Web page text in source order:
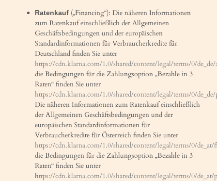
Ratenkauf („Financing“): Die näheren Informationen
zum Ratenkauf einschließlich der Allgemeinen
Geschäftsbedingungen und der europäischen
Standardinformationen für Verbraucherkredite für
Deutschland finden Sie unter
https://cdn.klarna.com/1.0/shared/content/legal/terms/0/de_de/
die Bedingungen für die Zahlungsoption „Bezahle in 3
Raten“ finden Sie unter
https://cdn.klarna.com/1.0/shared/content/legal/terms/0/de_de/
Die näheren Informationen zum Ratenkauf einschließlich
der Allgemeinen Geschäftsbedingungen und der
europäischen Standardinformationen für
Verbraucherkredite für Österreich finden Sie unter
https://cdn.klarna.com/1.0/shared/content/legal/terms/0/de_at/
die Bedingungen für die Zahlungsoption „Bezahle in 3
Raten“ finden Sie unter
https://cdn.klarna.com/1.0/shared/content/legal/terms/0/de_at/